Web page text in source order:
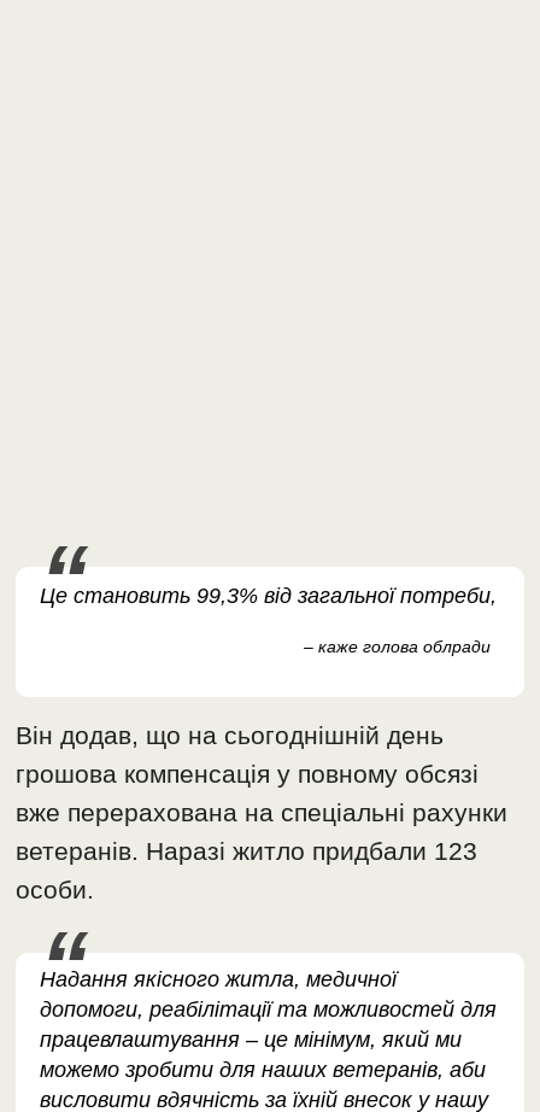
Це становить 99,3% від загальної потреби,
– каже голова облради
Він додав, що на сьогоднішній день
грошова компенсація у повному обсязі
вже перерахована на спеціальні рахунки
ветеранів. Наразі житло придбали 123
особи.
Надання якісного житла, медичної
допомоги, реабілітації та можливостей для
працевлаштування – це мінімум, який ми
можемо зробити для наших ветеранів, аби
висловити вдячність за їхній внесок у нашу